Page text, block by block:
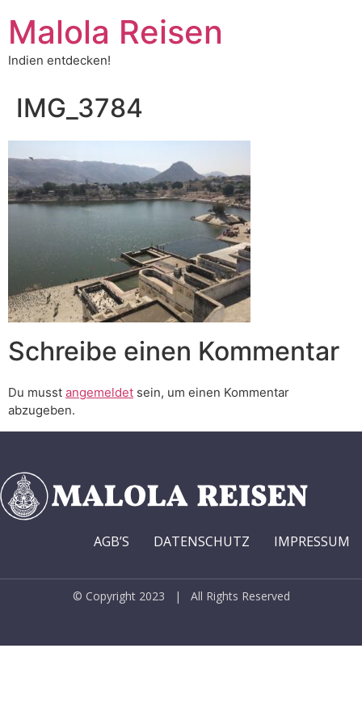
Malola Reisen
Indien entdecken!
IMG_3784
Schreibe einen Kommentar
Du musst angemeldet sein, um einen Kommentar
abzugeben.
AGB’S DATENSCHUTZ IMPRESSUM
© Copyright 2023 | All Rights Reserved